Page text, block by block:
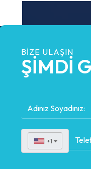
BIZE ULAŞIN
ŞİMDİ
+1 ▼